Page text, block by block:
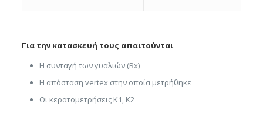
Για την κατασκευή τους απαιτούνται
Η συνταγή των γυαλιών (Rx)
Η απόσταση vertex στην οποία μετρήθηκε
Οι κερατομετρήσεις K1, K2